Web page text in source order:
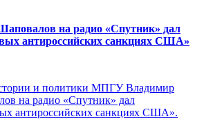
на радио «Спутник» дал
антироссийских санкциях США»
и политики МПГУ Владимир
на радио «Спутник» дал
антироссийских санкциях США».